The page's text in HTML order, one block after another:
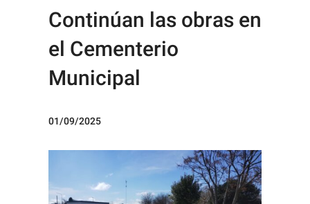
Continúan las obras en
el Cementerio
Municipal
01/09/2025